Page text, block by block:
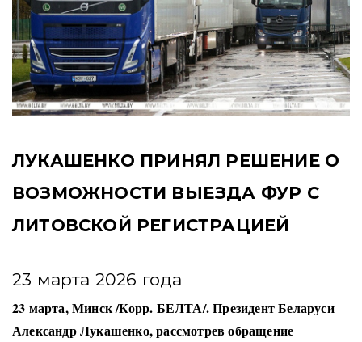
ЛУКАШЕНКО ПРИНЯЛ РЕШЕНИЕ О
ВОЗМОЖНОСТИ ВЫЕЗДА ФУР С
ЛИТОВСКОЙ РЕГИСТРАЦИЕЙ
23 марта 2026 года
23 марта, Минск /Корр. БЕЛТА/. Президент Беларуси
Александр Лукашенко, рассмотрев обращение